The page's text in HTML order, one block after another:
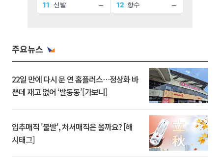
주요뉴스
22일 만에 다시 문 연 홈플러스…정상화 바
쁜데 재고 없어 ‘발동동’[가보니]
입추매직 '불발', 처서매직은 올까요? [해
시태그]